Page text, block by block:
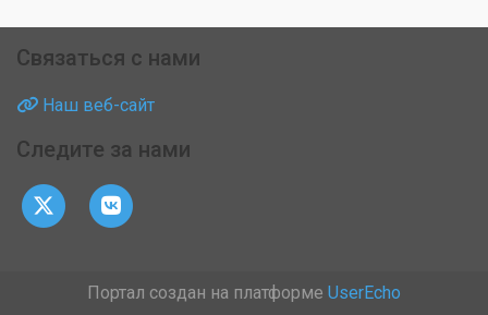
Связаться с нами
Наш веб-сайт
Следите за нами
Портал создан на платформе UserEcho